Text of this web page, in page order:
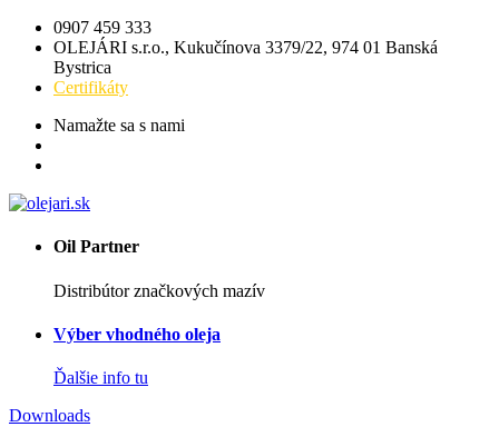
0907 459 333
OLEJÁRI s.r.o., Kukučínova 3379/22, 974 01 Banská
Bystrica
Certifikáty
Namažte sa s nami
Oil Partner
Distribútor značkových mazív
Výber vhodného oleja
Ďalšie info tu
Downloads